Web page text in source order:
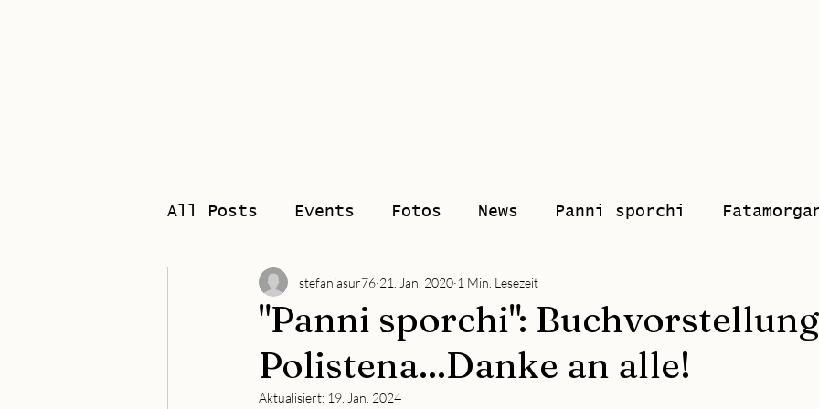
All Posts Events Fotos News Panni sporchi
"Panni sporchi":
Polistena...Danke an alle!
stefaniasur76 21. Jan. 2020 1 Min. Lesezeit
Aktualisiert: 19. Jan. 2024